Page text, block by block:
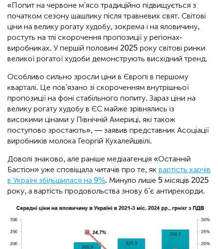
«Попит на червоне м'ясо традиційно підвищується з
початком сезону шашлику після травневих свят. Світові
ціни на велику рогату худобу, зокрема і на яловичину,
ростуть на тлі скорочення пропозиції у регіонах-
виробниках. У першій половині 2025 року світові ринки
великої рогатої худоби демонструють висхідний тренд.
Особливо сильно зросли ціни в Європі в першому
кварталі. Це пов'язано зі скороченням внутрішньої
пропозиції на фоні стабільного попиту. Зараз ціни на
велику рогату худобу в ЄС майже зрівнялись із
високими цінами у Північній Америці, які також
поступово зростають», — заявив представник Асоціації
виробників молока Георгій Кухалейшвілі.
Доволі знаково, але раніше медіаагенція «Останній
Бастіон» уже сповіщала читачів про те, як вартість харчів
в Україні збільшилася на 9%. Минуло лише 5 місяців 2025
року, а вартість продовольства знову б'є антирекорди.